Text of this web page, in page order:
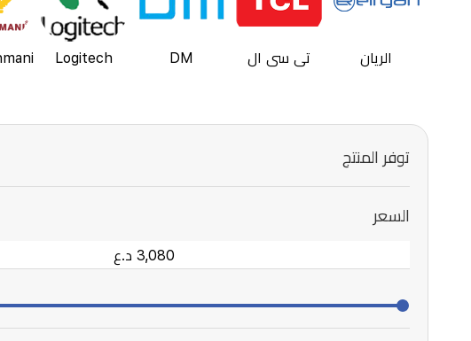
الريان تي سي ال DM
Logitech
توفر المنتج
السعر